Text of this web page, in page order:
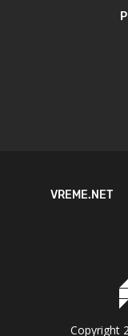
VREME.NET
Copyright